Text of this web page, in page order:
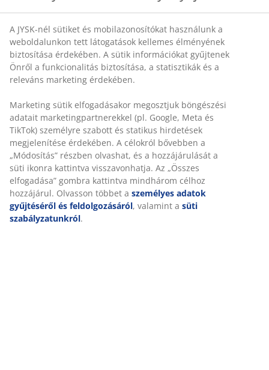
100% pamutflanel. 140x200 + 70x80/90 cm
SKU: 1819670
Részletes Adatok
Értékelések
(0)
Kiszállítás